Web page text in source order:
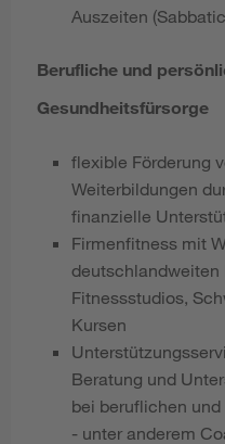
Auszeiten
Berufliche und
Gesundheitsfürsorge
flexible Förderung
Weiterbildungen
finanzielle
Firmenfitness mit
deutschlandweiten
Fitnessstudios,
Kursen
Beratung und
bei beruflichen
- unter anderem